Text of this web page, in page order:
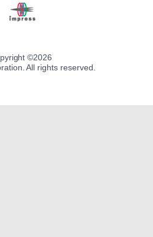
©2026
All rights reserved.